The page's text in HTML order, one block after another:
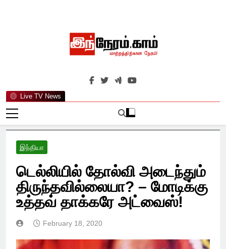
Live TV News
இந்நேரம்.காம்
செய்திகளுக்கு அப்பால்…
இந்தியா
டெல்லியில் தோல்வி அடைந்தும்
திருந்தவில்லையா? – மோடிக்கு
உத்தவ் தாக்கரே அட்வைஸ்!
February 18, 2020